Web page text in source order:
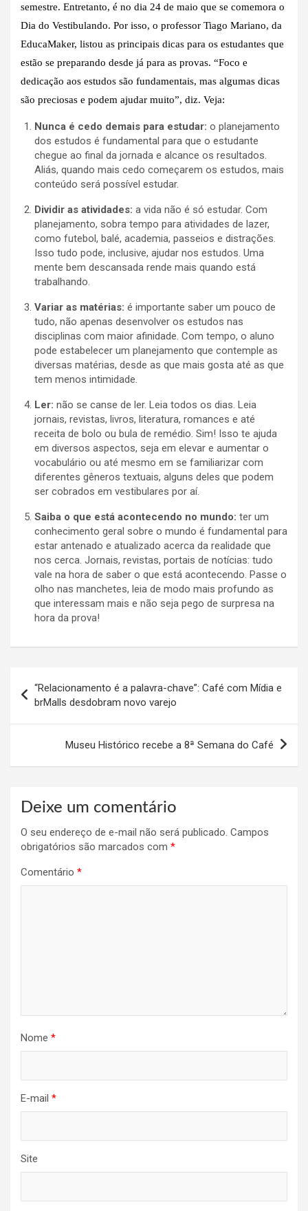
semestre. Entretanto, é no dia 24 de maio que se comemora o
Dia do Vestibulando. Por isso, o professor Tiago Mariano, da
EducaMaker, listou as principais dicas para os estudantes que
estão se preparando desde já para as provas. “Foco e
dedicação aos estudos são fundamentais, mas algumas dicas
são preciosas e podem ajudar muito”, diz. Veja:
Nunca é cedo demais para estudar: o planejamento
dos estudos é fundamental para que o estudante
chegue ao final da jornada e alcance os resultados.
Aliás, quando mais cedo começarem os estudos, mais
conteúdo será possível estudar.
Dividir as atividades: a vida não é só estudar. Com
planejamento, sobra tempo para atividades de lazer,
como futebol, balé, academia, passeios e distrações.
Isso tudo pode, inclusive, ajudar nos estudos. Uma
mente bem descansada rende mais quando está
trabalhando.
Variar as matérias: é importante saber um pouco de
tudo, não apenas desenvolver os estudos nas
disciplinas com maior afinidade. Com tempo, o aluno
pode estabelecer um planejamento que contemple as
diversas matérias, desde as que mais gosta até as que
tem menos intimidade.
Ler: não se canse de ler. Leia todos os dias. Leia
jornais, revistas, livros, literatura, romances e até
receita de bolo ou bula de remédio. Sim! Isso te ajuda
em diversos aspectos, seja em elevar e aumentar o
vocabulário ou até mesmo em se familiarizar com
diferentes gêneros textuais, alguns deles que podem
ser cobrados em vestibulares por aí.
Saiba o que está acontecendo no mundo: ter um
conhecimento geral sobre o mundo é fundamental para
estar antenado e atualizado acerca da realidade que
nos cerca. Jornais, revistas, portais de notícias: tudo
vale na hora de saber o que está acontecendo. Passe o
olho nas manchetes, leia de modo mais profundo as
que interessam mais e não seja pego de surpresa na
hora da prova!
de
Post
“Relacionamento é a palavra-chave”: Café com Mídia e
brMalls desdobram novo varejo
Museu Histórico recebe a 8ª Semana do Café
Deixe um comentário
O seu endereço de e-mail não será publicado. Campos
obrigatórios são marcados com *
Comentário *
Nome *
E-mail *
Site